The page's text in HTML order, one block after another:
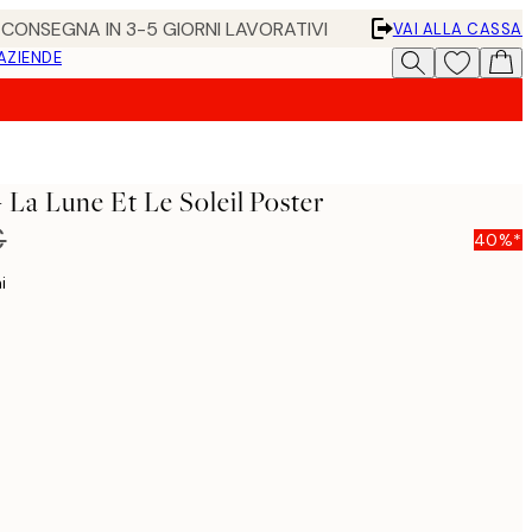
IN 3-5 GIORNI LAVORATIVI
VAI ALLA CASSA
Lune Et Le Soleil Poster
40%*